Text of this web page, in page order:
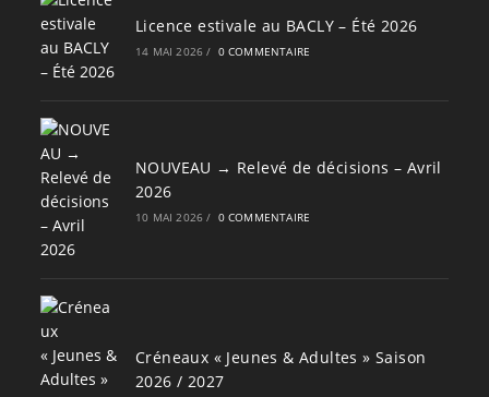
Licence estivale au BACLY – Été 2026
14 MAI 2026 / 0 COMMENTAIRE
NOUVEAU → Relevé de décisions – Avril
2026
10 MAI 2026 / 0 COMMENTAIRE
Créneaux « Jeunes & Adultes » Saison
2026 / 2027